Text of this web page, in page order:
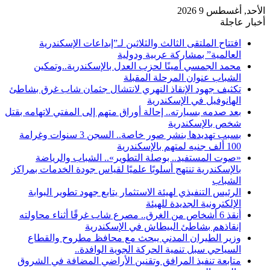
الأحد, أغسطس 9 2026
أخبار عاجلة
افتتاح الملتقى الثالث والثلاثين لـ”إبداعات الإسكندرية
العالمية” بمشاركة عربية ودولية
محمد الجمسي أمينًا لحزب العدل بالإسكندرية..وتمكين
الشباب عنوان المرحلة المقبلة
تكثيف جهود الإنقاذ النهري لانتشال جثمان شاب غرق بشاطئ
الهانوفيل في الإسكندرية
بعد صدمه بسيارته.. إحالة أوراق متهم إلى المفتي لاتهامه بقتل
شخص بالإسكندرية
بسبب تهديدها بنشر صور خاصة.. السجن 3 سنوات وغرامة
100 ألف جنيه لمتهم بالإسكندرية
«صوت المستفيد.. بوصلة التطوير».. الشباب والرياضة
بالإسكندرية تنتهج أسلوبًا علميًا لقياس جودة الخدمات بمراكز
الشباب
الرئيس التنفيذي لهيئة الاستثمار يتابع جهود تطوير البوابة
الإلكترونية الجديدة للهيئة
أنقذ 6 أشخاص من الغرق.. مصرع شاب غرقًا أثناء محاولته
إنقاذهم بشاطئ البيطاش في الإسكندرية
وزير الطيران المدني يبحث مع محافظ مطروح والقطاع
السياحي سبل تنمية الحركة الجوية الوافدة..
متابعة تنفيذ المرافق وتقنين الأراضي المضافة في الشروق